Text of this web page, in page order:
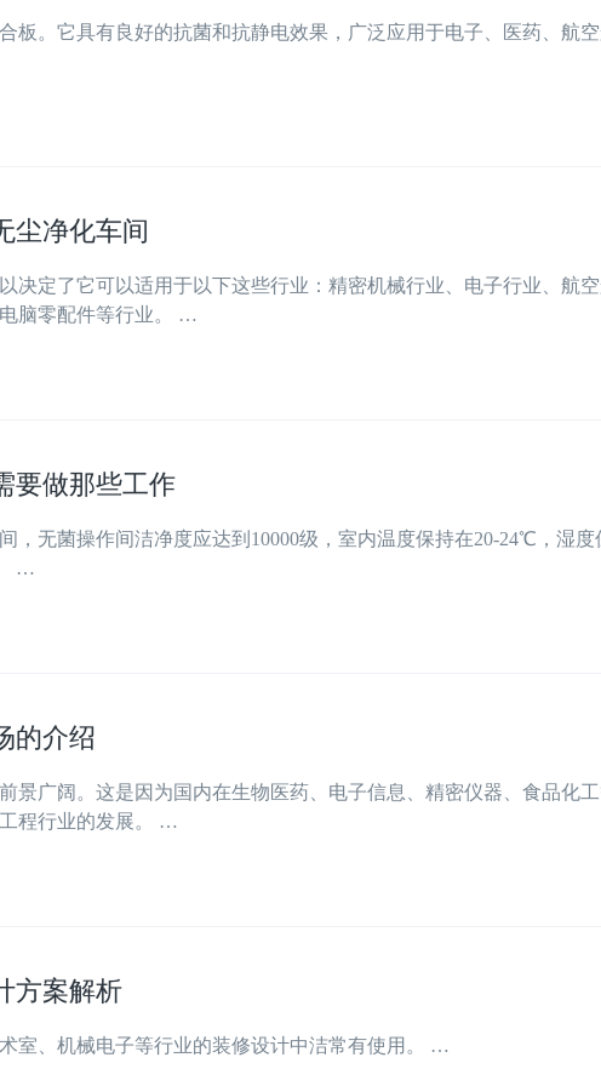
板。它具有良好的抗菌和抗静电效果，广泛应用于电子、医药、航
尘净化车间
决定了它可以适用于以下这些行业：精密机械行业、电子行业、航
脑零配件等行业。 …
要做那些工作
，无菌操作间洁净度应达到10000级，室内温度保持在20-24℃，湿度
…
的介绍
景广阔。这是因为国内在生物医药、电子信息、精密仪器、食品化
程行业的发展。 …
方案解析
室、机械电子等行业的装修设计中洁常有使用。 …